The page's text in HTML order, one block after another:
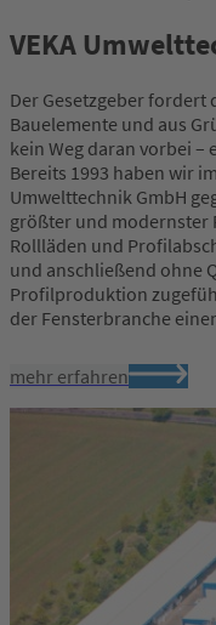
VEKA
Der Gesetzgeber fordert
Bauelemente und aus
kein Weg daran vorbei –
Bereits 1993 haben wir
Umwelttechnik GmbH
größter und modernster
Rollläden und
und anschließend ohne
Profilproduktion
der Fensterbranche
mehr erfahren